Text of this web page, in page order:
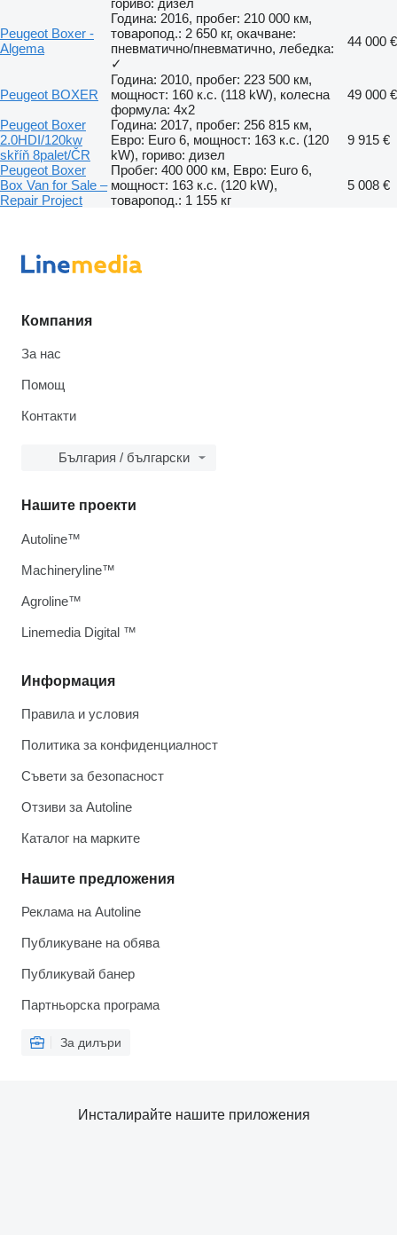
Peugeot Boxer -
Algema
Година: 2016, пробег: 210 000 км,
товаропод.: 2 650 кг, окачване:
пневматично/пневматично, лебедка:
✓
44 000 €
Peugeot BOXER
Година: 2010, пробег: 223 500 км,
мощност: 160 к.с. (118 kW), колесна
формула: 4x2
49 000 €
Peugeot Boxer
2.0HDI/120kw
skříň 8palet/ČR
Година: 2017, пробег: 256 815 км,
Евро: Euro 6, мощност: 163 к.с. (120
kW), гориво: дизел
9 915 €
Peugeot Boxer
Box Van for Sale –
Repair Project
Пробег: 400 000 км, Евро: Euro 6,
мощност: 163 к.с. (120 kW),
товаропод.: 1 155 кг
5 008 €
Компания
За нас
Помощ
Контакти
България / български
Информация
Правила и условия
Политика за конфиденциалност
Съвети за безопасност
Отзиви за Autoline
Каталог на марките
Нашите предложения
Реклама на Autoline
Публикуване на обява
Публикувай банер
Партньорска програма
За дилъри
Нашите проекти
Autoline™
Machineryline™
Agroline™
Linemedia Digital ™
Инсталирайте нашите приложения